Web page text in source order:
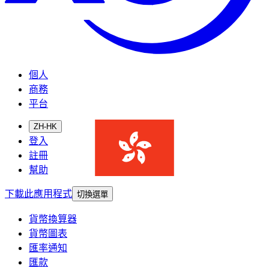
個人
商務
平台
ZH-HK
登入
註冊
幫助
下載此應用程式 切換選單
貨幣換算器
貨幣圖表
匯率通知
匯款